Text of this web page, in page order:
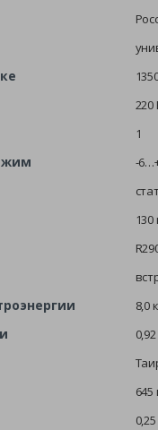
220
1
-
130
8,0
645